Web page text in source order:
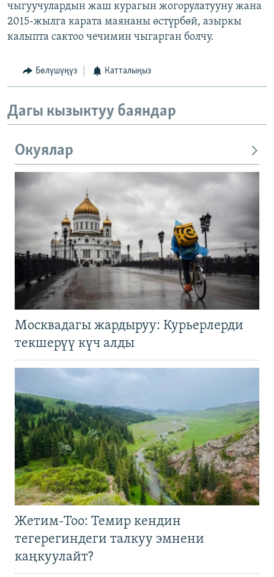
чыгуучулардын жаш курагын жогорулатууну жана
2015-жылга карата маянаны өстүрбөй, азыркы
калыпта сактоо чечимин чыгарган болчу.
Бөлүшүңүз Катталыңыз
Дагы кызыктуу баяндар
Окуялар
Москвадагы жардыруу: Курьерлерди
текшерүү күч алды
Жетим-Тоо: Темир кендин
тегерегиндеги талкуу эмнени
каңкуулайт?